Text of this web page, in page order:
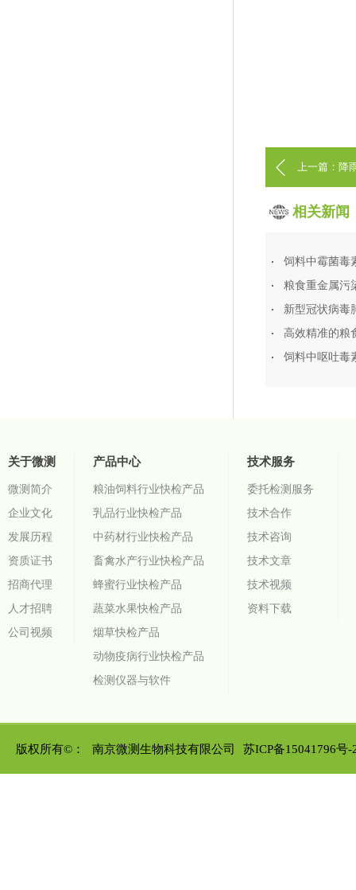
上一篇：降
相关新闻
饲料中霉菌毒
粮食重金属污
新型冠状病毒
高效精准的粮
饲料中呕吐毒
关于微测
微测简介
企业文化
发展历程
资质证书
招商代理
人才招聘
公司视频
产品中心
粮油饲料行业快检产品
乳品行业快检产品
中药材行业快检产品
畜禽水产行业快检产品
蜂蜜行业快检产品
蔬菜水果快检产品
烟草快检产品
动物疫病行业快检产品
检测仪器与软件
技术服务
委托检测服务
技术合作
技术咨询
技术文章
技术视频
资料下载
版权所有©： 南京微测生物科技有限公司 苏ICP备15041796号-